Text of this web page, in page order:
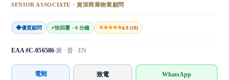
SENIOR ASSOCIATE · 資深商業物業顧問
◆優質顧問 ⚡快回覆 · 8 分鐘 ★★★★★4.9 (18)
EAA #C-056586 廣 · 普 · EN
電郵 致電 WhatsApp